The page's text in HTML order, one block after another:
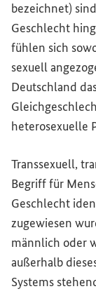
bezeichnet)
Geschlecht
fühlen sich
sexuell
Deutschland
heterosexuelle
Transsexuell,
Begriff für
Geschlecht
zugewiesen
männlich oder
außerhalb
Systems